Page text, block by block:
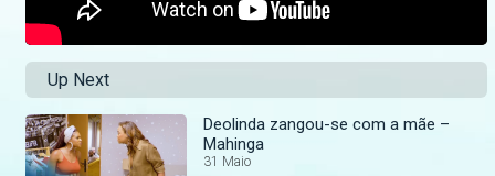
Up Next
Deolinda zangou-se com a mãe –
Mahinga
31 Maio